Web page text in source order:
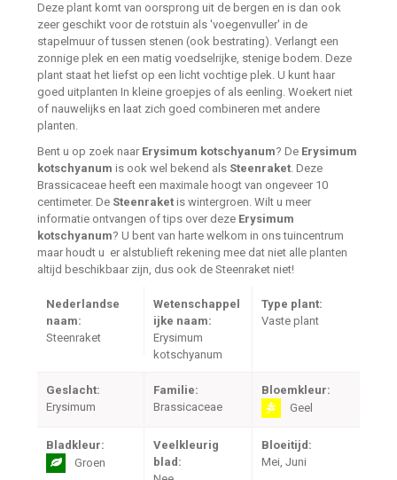
Deze plant komt van oorsprong uit de bergen en is dan ook
zeer geschikt voor de rotstuin als 'voegenvuller' in de
stapelmuur of tussen stenen (ook bestrating). Verlangt een
zonnige plek en een matig voedselrijke, stenige bodem. Deze
plant staat het liefst op een licht vochtige plek. U kunt haar
goed uitplanten In kleine groepjes of als eenling. Woekert niet
of nauwelijks en laat zich goed combineren met andere
planten.
Bent u op zoek naar Erysimum kotschyanum? De Erysimum
kotschyanum is ook wel bekend als Steenraket. Deze
Brassicaceae heeft een maximale hoogt van ongeveer 10
centimeter. De Steenraket is wintergroen. Wilt u meer
informatie ontvangen of tips over deze Erysimum
kotschyanum? U bent van harte welkom in ons tuincentrum
maar houdt u er alstublieft rekening mee dat niet alle planten
altijd beschikbaar zijn, dus ook de Steenraket niet!
Nederlandse
naam:
Steenraket
Wetenschappel
ijke naam:
Erysimum
kotschyanum
Type plant:
Vaste plant
Geslacht:
Erysimum
Familie:
Brassicaceae
Bloemkleur:
Geel
Bladkleur:
Groen
Veelkleurig
blad:
Bloeitijd:
Mei, Juni